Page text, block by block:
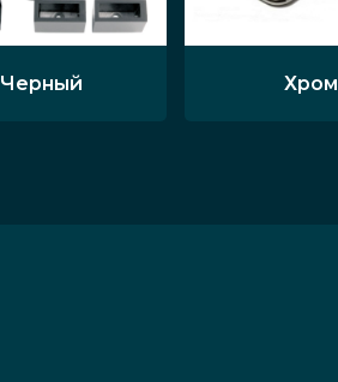
Черный Хром